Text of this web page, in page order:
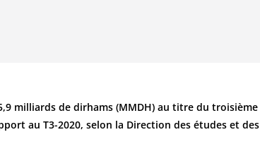
milliards de dirhams (MMDH) au titre du troisième
au T3-2020, selon la Direction des études et des